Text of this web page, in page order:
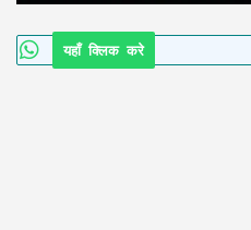
यहाँ क्लिक करे